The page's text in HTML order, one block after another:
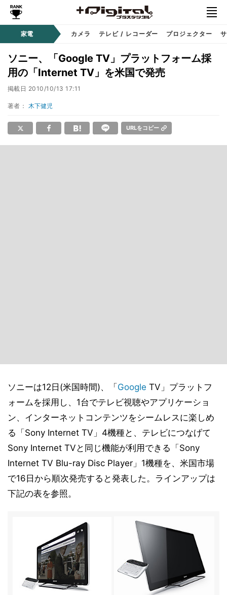
家電 カメラ テレビ / レコーダー プロジェクター
ソニー、「Google TV」プラットフォーム採
用の「Internet TV」を米国で発売
掲載日 2010/10/13 17:11
著者： 木下健児
URLをコピー
ソニーは12日(米国時間)、「 Google TV」プラットフ
ォームを採用し、1台でテレビ視聴やアプリケーショ
ン、インターネットコンテンツをシームレスに楽しめ
る「Sony Internet TV」4機種と、テレビにつなげて
Sony Internet TVと同じ機能が利用できる「Sony
Internet TV Blu-ray Disc Player」1機種を、米国市場
で16日から順次発売すると発表した。ラインアップは
下記の表を参照。